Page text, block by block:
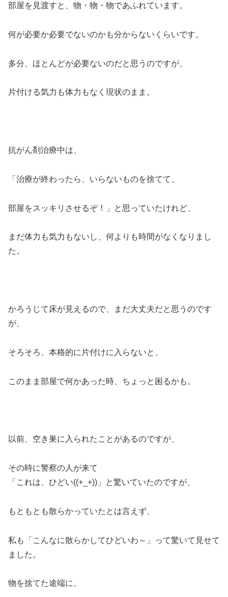
部屋を見渡すと、物・物・物であふれています。
何が必要か必要でないのかも分からないくらいです。
多分、ほとんどが必要ないのだと思うのですが、
片付ける気力も体力もなく現状のまま。
抗がん剤治療中は、
「治療が終わったら、いらないものを捨てて、
部屋をスッキリさせるぞ！」と思っていたけれど、
まだ体力も気力もないし、何よりも時間がなくなりまし
た。
かろうじて床が見えるので、まだ大丈夫だと思うのです
が、
そろそろ、本格的に片付けに入らないと、
このまま部屋で何かあった時、ちょっと困るかも。
以前、空き巣に入られたことがあるのですが、
その時に警察の人が来て
「これは、ひどい((+_+))」と驚いていたのですが、
もともとも散らかっていたとは言えず、
私も「こんなに散らかしてひどいわ～」って驚いて見せて
ました。
物を捨てた途端に、